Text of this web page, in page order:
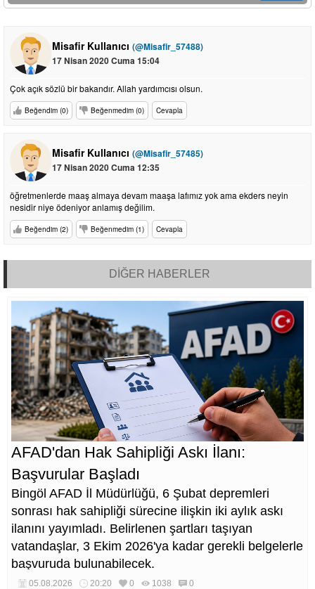
Misafir Kullanıcı (@Misafir_57488)
17 Nisan 2020 Cuma 15:04
Çok açık sözlü bir bakandır. Allah yardımcısı olsun.
Beğendim (0) Beğenmedim (0) Cevapla
Misafir Kullanıcı (@Misafir_57485)
17 Nisan 2020 Cuma 12:35
öğretmenlerde maaş almaya devam maaşa lafımız yok ama ekders neyin
nesidir niye ödeniyor anlamış değilim.
Beğendim (2) Beğenmedim (1) Cevapla
DİĞER HABERLER
AFAD'dan Hak Sahipliği Askı İlanı:
Başvurular Başladı
Bingöl AFAD İl Müdürlüğü, 6 Şubat depremleri
sonrası hak sahipliği sürecine ilişkin iki aylık askı
ilanını yayımladı. Belirlenen şartları taşıyan
vatandaşlar, 3 Ekim 2026'ya kadar gerekli belgelerle
başvuruda bulunabilecek.
05.08.2026 20:20 0 1038 0